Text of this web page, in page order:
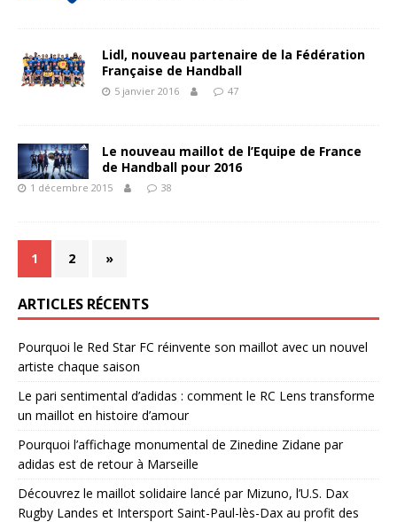
Lidl, nouveau partenaire de la Fédération
Française de Handball
5 janvier 2016 47
Le nouveau maillot de l’Equipe de France
de Handball pour 2016
1 décembre 2015 38
1 2 »
ARTICLES RÉCENTS
Pourquoi le Red Star FC réinvente son maillot avec un nouvel
artiste chaque saison
Le pari sentimental d’adidas : comment le RC Lens transforme
un maillot en histoire d’amour
Pourquoi l’affichage monumental de Zinedine Zidane par
adidas est de retour à Marseille
Découvrez le maillot solidaire lancé par Mizuno, l’U.S. Dax
Rugby Landes et Intersport Saint-Paul-lès-Dax au profit des